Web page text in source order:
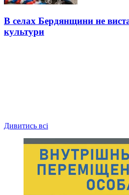
В селах Бердянщини не
культури
Дивитись всі